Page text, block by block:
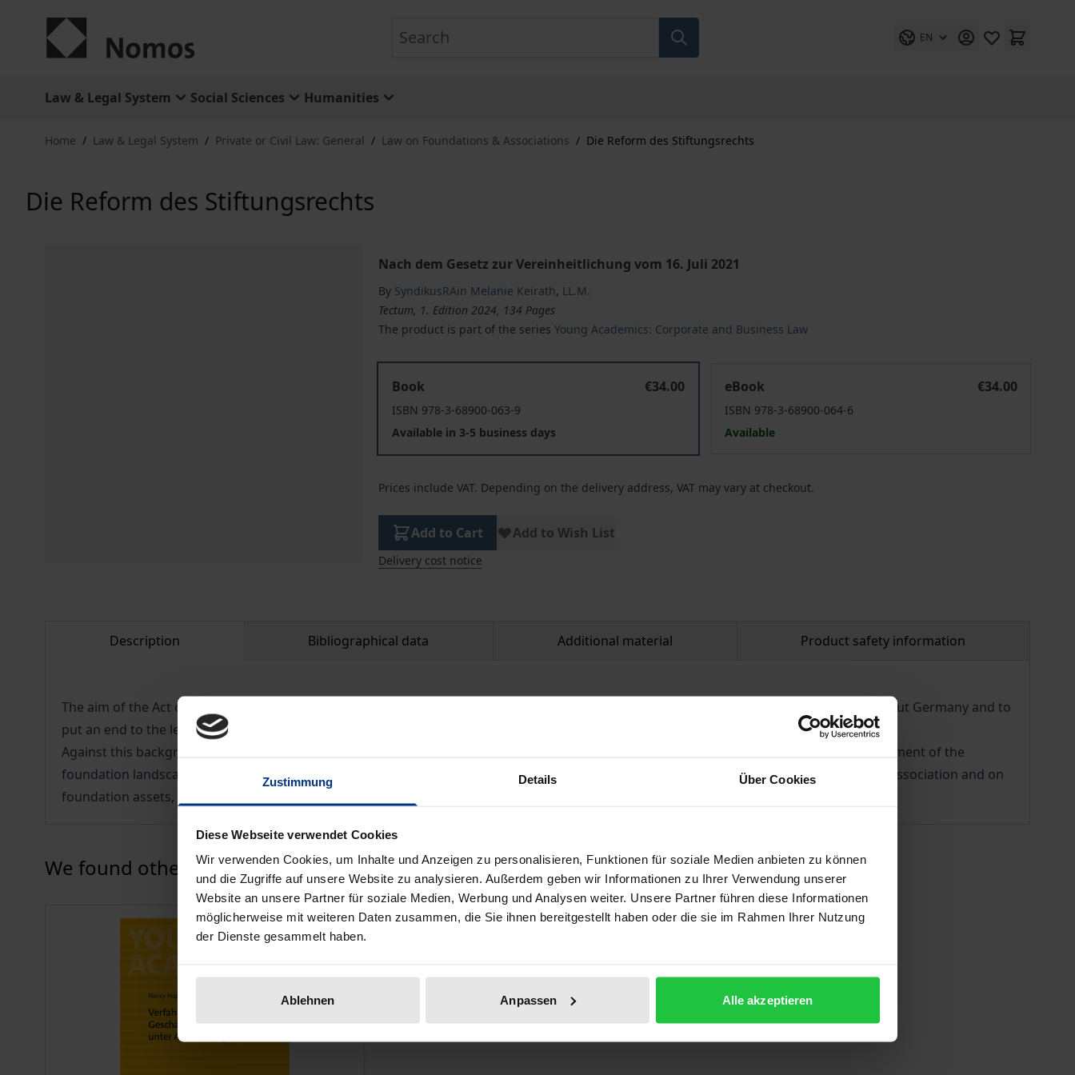
Zustimmung Details Über Cookies
Diese Webseite verwendet Cookies
Wir verwenden Cookies, um Inhalte und Anzeigen zu personalisieren, Funktionen für soziale Medien anbieten zu können
und die Zugriffe auf unsere Website zu analysieren. Außerdem geben wir Informationen zu Ihrer Verwendung unserer
Website an unsere Partner für soziale Medien, Werbung und Analysen weiter. Unsere Partner führen diese Informationen
möglicherweise mit weiteren Daten zusammen, die Sie ihnen bereitgestellt haben oder die sie im Rahmen Ihrer Nutzung
der Dienste gesammelt haben.
Ablehnen Anpassen Alle akzeptieren
EN
Law & Legal System Social Sciences Humanities
Home / Law & Legal System / Private or Civil Law: General / Law on Foundations & Associations / Die Reform des Stiftungsrechts
Die Reform des Stiftungsrechts
Nach dem Gesetz zur Vereinheitlichung vom 16. Juli 2021
By SyndikusRAin Melanie Keirath, LL.M.
Tectum, 1. Edition 2024, 134 Pages
The product is part of the seriesYoung Academics: Corporate and Business Law
Book
€34.00
ISBN 978-3-68900-063-9
Available in 3-5 business days
eBook
€34.00
ISBN 978-3-68900-064-6
Available
Prices include VAT. Depending on the delivery address, VAT may vary at checkout.
Add to Cart Add to Wish List
Delivery cost notice
Description Bibliographical data Additional material Product safety information
The aim of the Act on the Standardisation of Foundation Law was to reform civil foundation law comprehensively and uniformly throughout Germany and to
put an end to the legal fragmentation at state level. Most of the new regulations entered into force on 1 July 2023.
Against this background, the author examines the extent to which the reform lives up to its own claims and can lead to a positive development of the
foundation landscape in Germany. In addition, individual aspects of the reform, such as the provisions on amendments to the articles of association and on
foundation assets, are examined in more detail and advice is given for practical application.
Press to skip carousel
We found other products you might like!